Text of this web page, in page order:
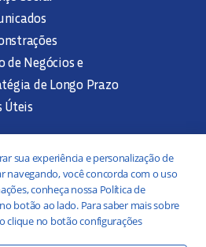
de Negócios e
de Longo Prazo
Úteis
SANASA
Público
sua experiência e personalização de
navegando, você concorda com o uso
conheça nossa Política de
botão ao lado. Para saber mais sobre
clique no botão configurações